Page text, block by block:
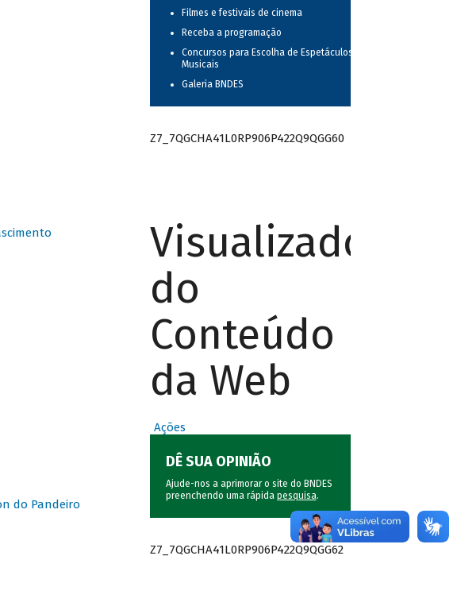
do Pandeiro
Filmes e festivais de cinema
Receba a programação
Concursos para Escolha de Espetáculos
Musicais
Galeria BNDES
Z7_7QGCHA41L0RP906P422Q9QGG60
Visualizador
do
Conteúdo
da Web
Ações
DÊ SUA OPINIÃO
Ajude-nos a aprimorar o site do BNDES
preenchendo uma rápida pesquisa.
Z7_7QGCHA41L0RP906P422Q9QGG62